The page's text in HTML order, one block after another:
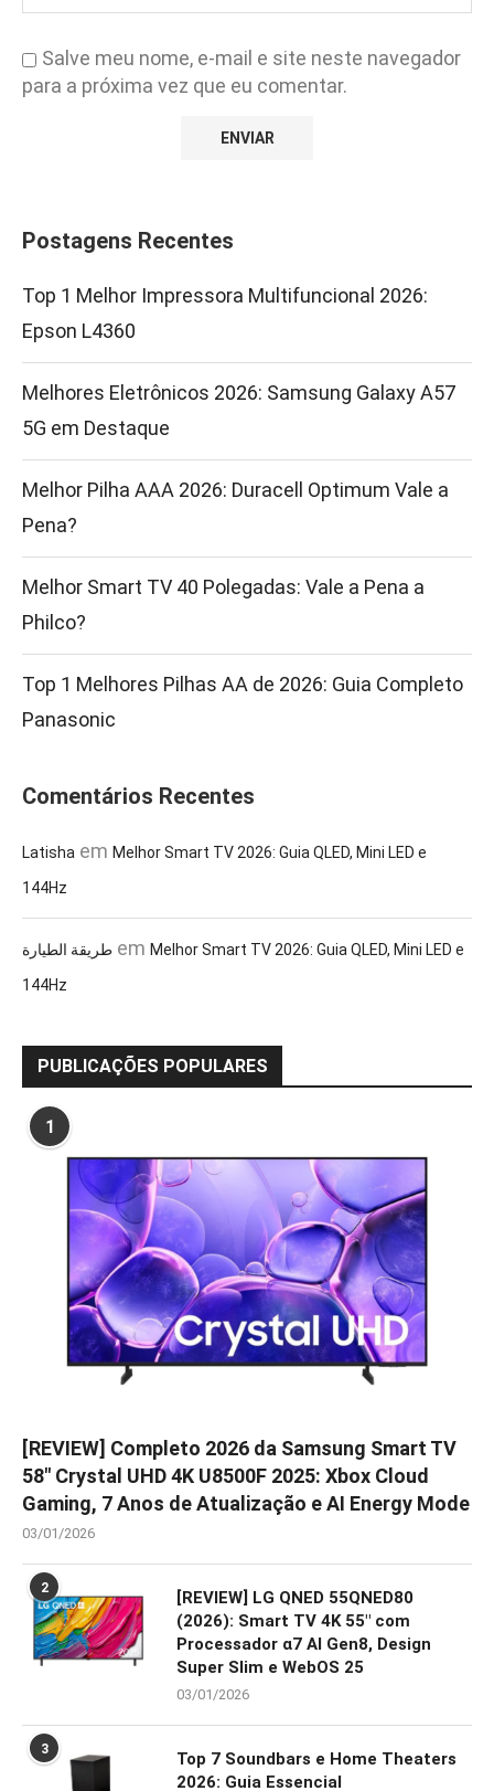
Salve meu nome, e-mail e site neste navegador
para a próxima vez que eu comentar.
Postagens Recentes
Top 1 Melhor Impressora Multifuncional 2026:
Epson L4360
Melhores Eletrônicos 2026: Samsung Galaxy A57
5G em Destaque
Melhor Pilha AAA 2026: Duracell Optimum Vale a
Pena?
Melhor Smart TV 40 Polegadas: Vale a Pena a
Philco?
Top 1 Melhores Pilhas AA de 2026: Guia Completo
Panasonic
Comentários Recentes
Latisha em Melhor Smart TV 2026: Guia QLED, Mini LED e
144Hz
طريقة الطيارة em Melhor Smart TV 2026: Guia QLED, Mini LED e
144Hz
PUBLICAÇÕES POPULARES
1
[REVIEW] Completo 2026 da Samsung Smart TV
58″ Crystal UHD 4K U8500F 2025: Xbox Cloud
Gaming, 7 Anos de Atualização e AI Energy Mode
03/01/2026
2
[REVIEW] LG QNED 55QNED80
(2026): Smart TV 4K 55″ com
Processador α7 AI Gen8, Design
Super Slim e WebOS 25
03/01/2026
3
Top 7 Soundbars e Home Theaters
2026: Guia Essencial